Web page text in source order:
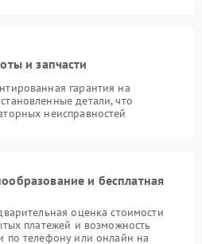
и запчасти
гарантия на
детали, что
неисправностей
и бесплатная
оценка стоимости
платежей и возможность
по телефону или онлайн на